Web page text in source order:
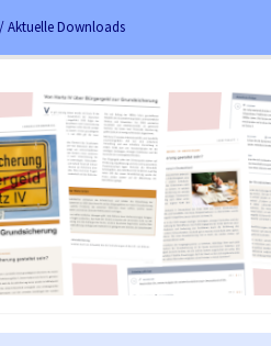
Aktuelle Downloads